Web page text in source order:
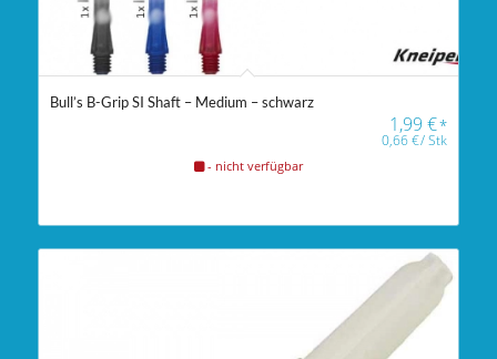
Bull’s B-Grip SI Shaft – Medium – schwarz
1,99€*
0,66€/Stk
- nicht verfügbar